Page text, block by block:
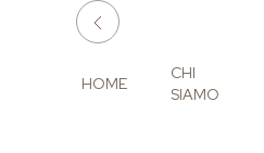
HOME
CHI
SIAMO